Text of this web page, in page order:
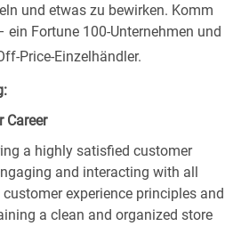
und etwas zu bewirken. Komm
ein Fortune 100-Unternehmen und
Price-Einzelhändler.
Career
a highly satisfied customer
and interacting with all
experience principles and
a clean and organized store